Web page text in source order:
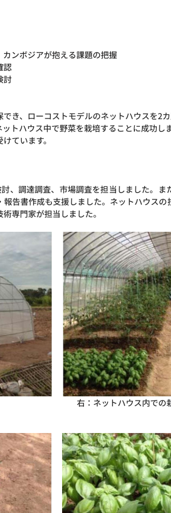
ンボジアが抱える課題の把握
認
討
き、ローコストモデルのネットハウスを2
トハウス中で野菜を栽培することに成功し
ています。
、調達調査、市場調査を担当しました。ま
告書作成も支援しました。ネットハウス
専門家が担当しました。
　　　　　　　　右： ネットハウス内での